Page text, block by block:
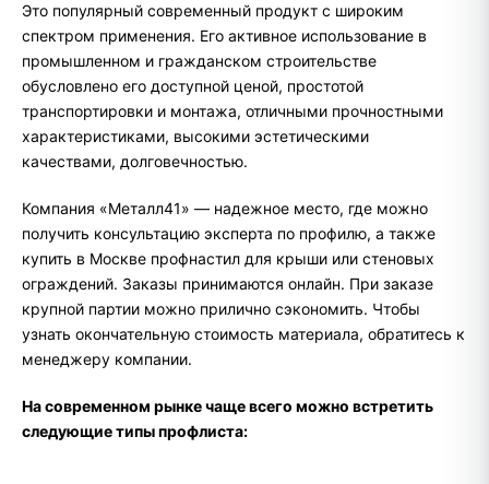
Это популярный современный продукт с широким
спектром применения. Его активное использование в
промышленном и гражданском строительстве
обусловлено его доступной ценой, простотой
транспортировки и монтажа, отличными прочностными
характеристиками, высокими эстетическими
качествами, долговечностью.
Компания «Металл41» — надежное место, где можно
получить консультацию эксперта по профилю, а также
купить в Москве профнастил для крыши или стеновых
ограждений. Заказы принимаются онлайн. При заказе
крупной партии можно прилично сэкономить. Чтобы
узнать окончательную стоимость материала, обратитесь к
менеджеру компании.
На современном рынке чаще всего можно встретить
следующие типы профлиста: